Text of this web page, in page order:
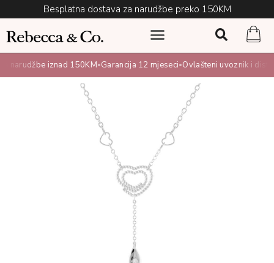
Besplatna dostava za narudžbe preko 150KM
iznad 150KM•Garancija 12 mjeseci•Ovlašteni uvoznik i